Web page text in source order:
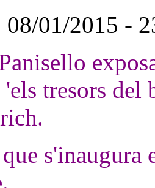
08/01/2015 -
'els tresors del
s'inaugura